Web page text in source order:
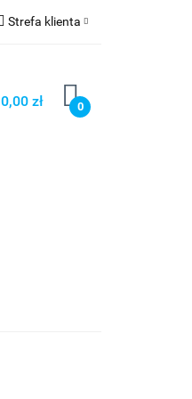
Strefa klienta
Zarejestruj się
Dodaj zgłoszenie
0,00 zł 0